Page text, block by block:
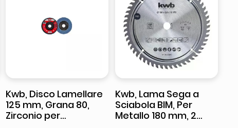
Kwb, Disco Lamellare
125 mm, Grana 80,
Zirconio per
Kwb, Lama Sega a
Sciabola BIM, Per
Metallo 180 mm, 2